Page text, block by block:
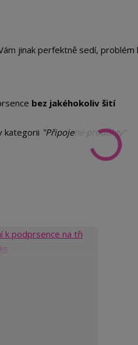
jinak perfektně sedí,
bez jakéhokoliv šití
kategorii "Připojené produkty"